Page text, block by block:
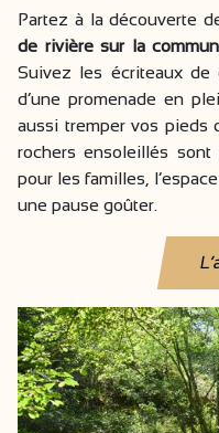
Partez à la découverte
de rivière sur la
Suivez les écriteaux de
d’une promenade en
aussi tremper vos pieds
rochers ensoleillés sont
pour les familles,
une pause goûter.